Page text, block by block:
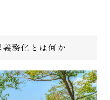
務化とは何か